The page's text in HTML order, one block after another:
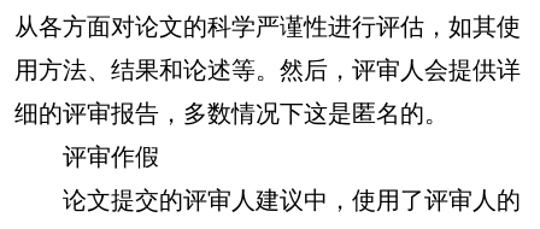
从各方面对论文的科学严谨性进行评估，如其使
用方法、结果和论述等。然后，评审人会提供详
细的评审报告，多数情况下这是匿名的。
评审作假
论文提交的评审人建议中，使用了评审人的